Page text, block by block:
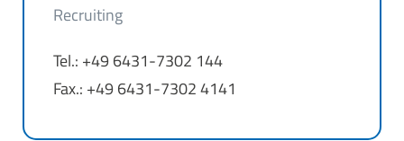
Recruiting
Tel.: +49 6431-7302 144
Fax.: +49 6431-7302 4141